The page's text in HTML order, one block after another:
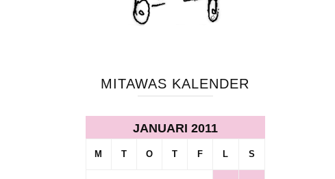
MITAWAS KALENDER
JANUARI 2011
M T O T F L S